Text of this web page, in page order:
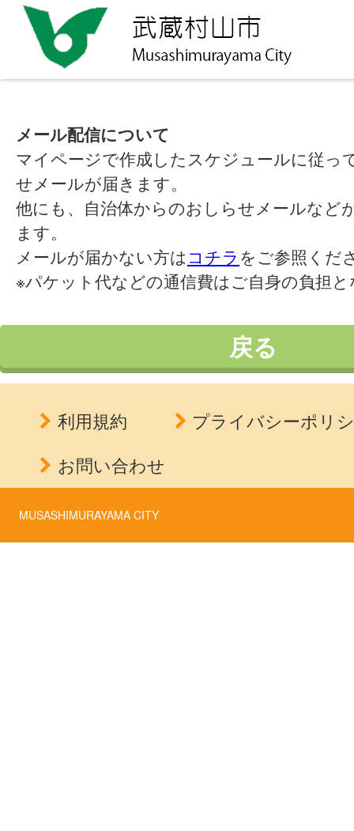
メール配信について
マイページで作成したスケジュールに従っ
せメールが届きます。
他にも、自治体からのおしらせメールなど
ます。
メールが届かない方は コチラ をご参照くだ
※パケット代などの通信費はご自身の負担
戻る
利用規約
プライバシーポリ
お問い合わせ
MUSASHIMURAYAMA CITY